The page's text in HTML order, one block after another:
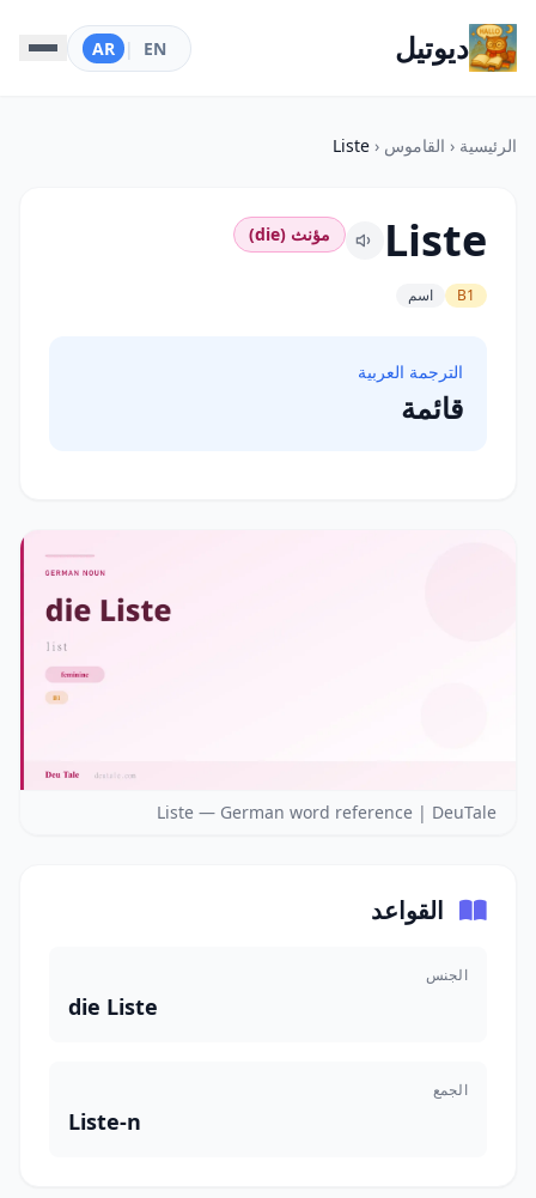
ديوتيل EN
|
AR
الرئيسية ‹ القاموس ‹
Liste
Liste مؤنث (die)
B1 اسم
الترجمة العربية
قائمة
Liste — German word reference | DeuTale
القواعد
الجنس
die Liste
الجمع
Liste-n